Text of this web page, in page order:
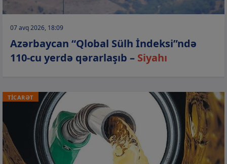
07 avq 2026, 18:09
Azərbaycan “Qlobal Sülh İndeksi”ndə
110-cu yerdə qərarlaşıb – Siyahı
TİCARƏT